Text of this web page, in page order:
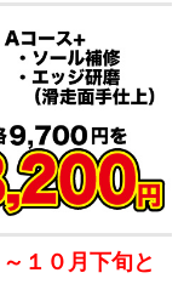
１０月下旬と